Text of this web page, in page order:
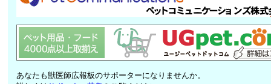
あなたも獣医師広報板のサポーターになりませんか。